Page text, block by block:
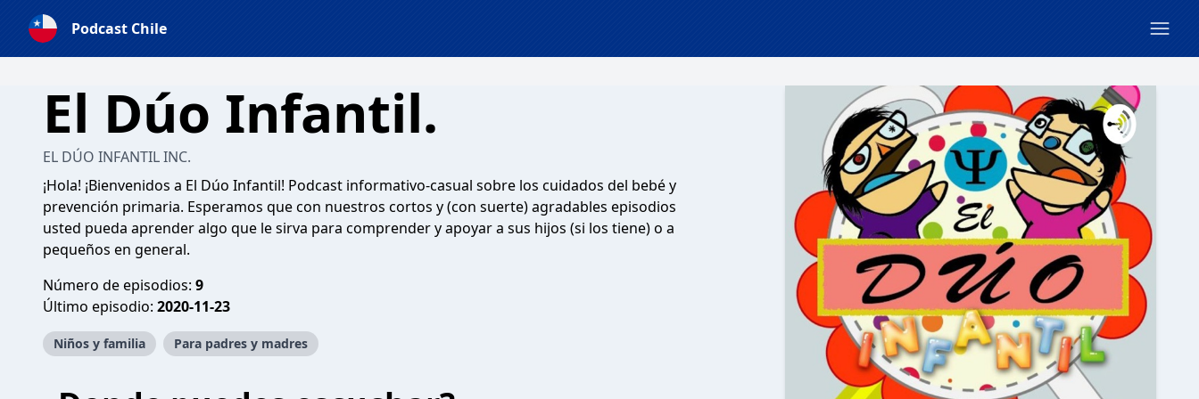
Podcast Chile
El Dúo Infantil.
EL DÚO INFANTIL INC.
¡Hola! ¡Bienvenidos a El Dúo Infantil! Podcast informativo-casual sobre los cuidados del bebé y
prevención primaria. Esperamos que con nuestros cortos y (con suerte) agradables episodios
usted pueda aprender algo que le sirva para comprender y apoyar a sus hijos (si los tiene) o a
pequeños en general.
Número de episodios: 9
Último episodio: 2020-11-23
Niños y familia Para padres y madres